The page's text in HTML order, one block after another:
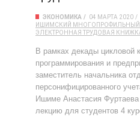
ЭКОНОМИКА
04 МАРТА 2020
ИШИМСКИЙ МНОГОПРОФИЛЬНЫЙ
ЭЛЕКТРОННАЯ ТРУДОВАЯ
В рамках декады цикловой
программирования и
заместитель начальника
персонифицированного
Ишиме Анастасия
лекцию для студентов 4